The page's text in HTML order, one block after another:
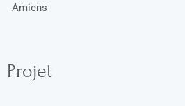
Amiens
Projet​